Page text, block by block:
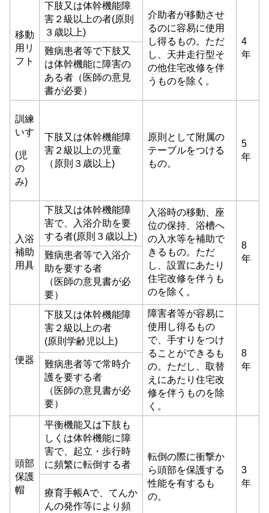
移動
用リ
フト
下肢又は体幹機能障
害２級以上の者(原則
３歳以上)
介助者が移動させ
るのに容易に使用
し得るもの。ただ
し、天井走行型そ
の他住宅改修を伴
うものを除く。
4
年
難病患者等で下肢又
は体幹機能に障害の
ある者（医師の意見
書が必要）
訓練
いす
(児
の
み)
下肢又は体幹機能障
害２級以上の児童
（原則３歳以上)
原則として附属の
テーブルをつける
もの。
5
年
入浴
補助
用具
下肢又は体幹機能障
害で、入浴介助を要
する者(原則３歳以上)
入浴時の移動、座
位の保持、浴槽へ
の入水等を補助で
きるもの。ただ
し、設置にあたり
住宅改修を伴うも
のを除く。
8
年
難病患者等で入浴介
助を要する者
（医師の意見書が必
要）
便器
下肢又は体幹機能障
害２級以上の者
(原則学齢児以上)
障害者等が容易に
使用し得るもの
で、手すりをつけ
ることができるも
の。ただし、取替
えにあたり住宅改
修を伴うものを除
く。
8
年
難病患者等で常時介
護を要する者
（医師の意見書が必
要）
頭部
保護
帽
平衡機能又は下肢も
しくは体幹機能に障
害で、起立・歩行時
に頻繁に転倒する者
転倒の際に衝撃か
ら頭部を保護する
性能を有するも
の。
3
年
療育手帳Aで、てんか
んの発作等により頻